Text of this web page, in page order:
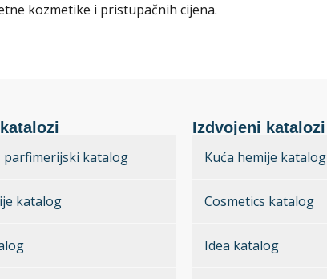
kozmetike i pristupačnih cijena.
parfimerijski katalog
katalog
Izdvojeni katalozi
Kuća hemije katalog
Cosmetics katalog
Idea katalog